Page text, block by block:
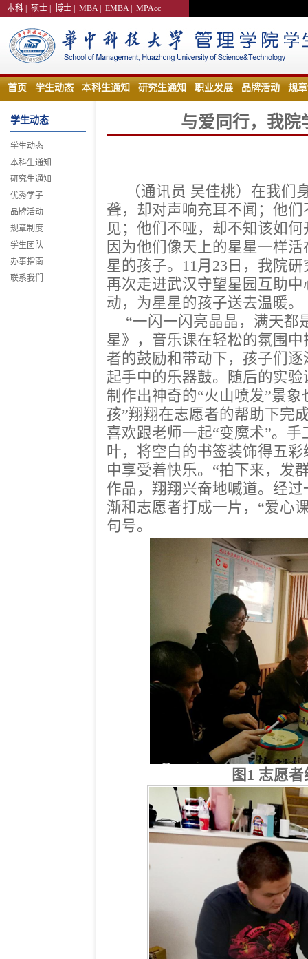
本科 硕士 博士 MBA| EMBA| MPAcc
首页 学生动态 本科生通知 研究生通知 职业发展 品牌活动 规
学生动态
学生动态
本科生通知
研究生通知
优秀学子
品牌活动
规章制度
学生团队
办事指南
联系我们
与爱同行，我院
（通讯员 吴佳桃）在我们
聋，却对声响充耳不闻；他
见；他们不哑，却不知该如
因为他们像天上的星星一样
星的孩子。11月23日，我院
再次走进武汉守望星园互助
动，为星星的孩子送去温暖。
“一闪一闪亮晶晶，满天都
星》，音乐课在轻松的氛围
者的鼓励和带动下，孩子们
起手中的乐器鼓。随后的实
制作出神奇的“火山喷发”景
孩”翔翔在志愿者的帮助下完
喜欢跟老师一起“变魔术”。
叶，将空白的书签装饰得五
中享受着快乐。“拍下来，发
作品，翔翔兴奋地喊道。经
渐和志愿者打成一片，“爱心
句号。
图1 志愿